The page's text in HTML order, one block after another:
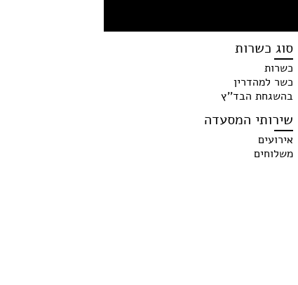
סוג כשרות
כשרות
כשר למהדרין
בהשגחת הבד''ץ
שירותי המסעדה
אירועים
משלוחים